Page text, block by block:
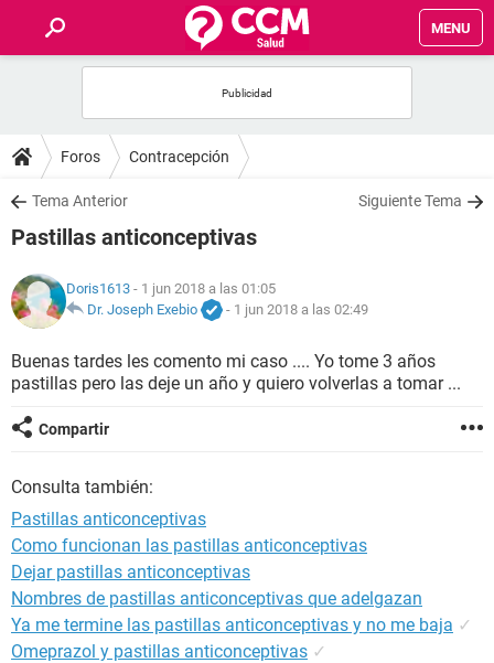
MENU
FOROS
SALUD
NUTRICIÓN
BIENESTAR
SEXUALIDAD
GLOSARIO
Foros Contracepción
Tema Anterior Siguiente Tema
Pastillas anticonceptivas
Doris1613 - 1 jun 2018 a las 01:05
Dr. Joseph Exebio
- 1 jun 2018 a las 02:49
Buenas tardes les comento mi caso .... Yo tome 3 años
pastillas pero las deje un año y quiero volverlas a tomar ...
Compartir
Consulta también:
Pastillas anticonceptivas
Como funcionan las pastillas anticonceptivas
Dejar pastillas anticonceptivas
Nombres de pastillas anticonceptivas que adelgazan
Ya me termine las pastillas anticonceptivas y no me baja ✓
Omeprazol y pastillas anticonceptivas ✓